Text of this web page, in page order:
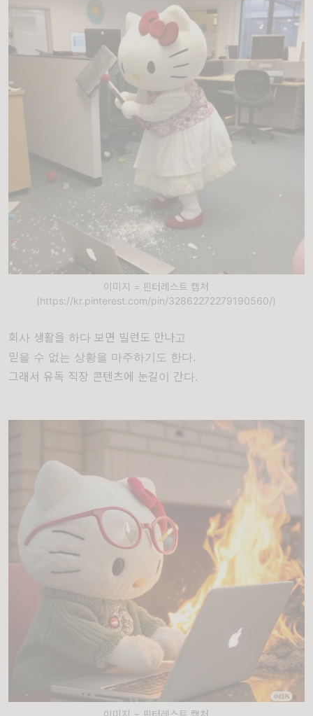
이미지 = 핀터레스트 캡처
(https://kr.pinterest.com/pin/32862272279190560/)
회사 생활을 하다 보면 빌런도 만나고
믿을 수 없는 상황을 마주하기도 한다.
그래서 유독 직장 콘텐츠에 눈길이 간다.